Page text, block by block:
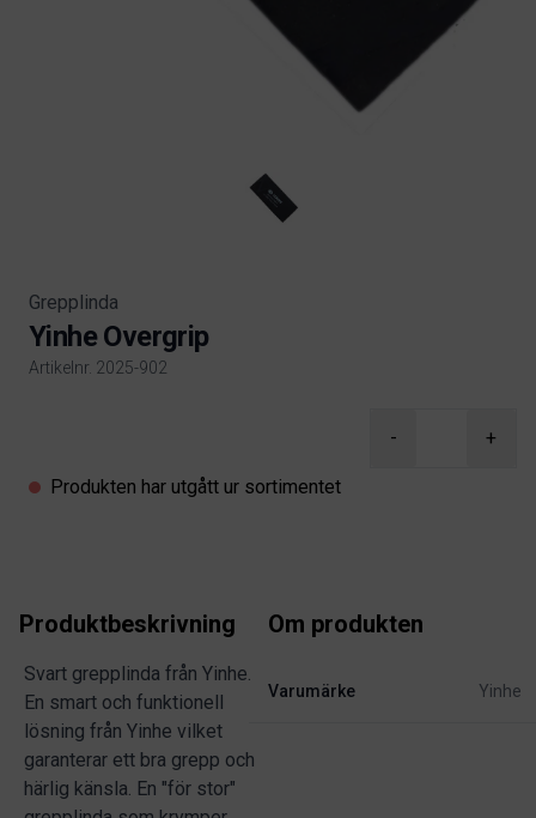
Grepplinda
Yinhe Overgrip
Artikelnr. 2025-902
- +
Produkten har utgått ur sortimentet
Produktbeskrivning
Svart grepplinda från Yinhe.
En smart och funktionell
lösning från Yinhe vilket
garanterar ett bra grepp och
härlig känsla. En "för stor"
Om produkten
Varumärke Yinhe